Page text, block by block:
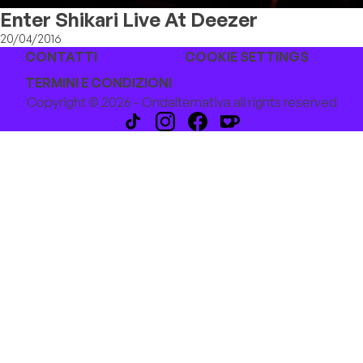
Enter Shikari Live At Deezer
20/04/2016
CONTATTI
COOKIE SETTINGS
TERMINI E CONDIZIONI
Copyright © 2026 - Ondalternativa all rights reserved